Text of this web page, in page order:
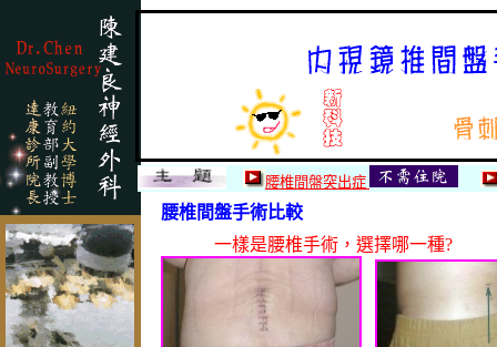
腰椎間盤突出症
腰椎間盤手術比較
一樣是腰椎手術 ，選擇哪一種?